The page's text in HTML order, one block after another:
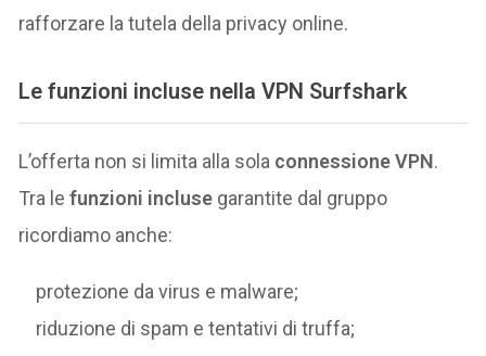
rafforzare la tutela della privacy online.
Le funzioni incluse nella VPN Surfshark
L’offerta non si limita alla sola connessione VPN.
Tra lefunzioni incluse garantite dal gruppo
ricordiamo anche:
protezione da virus e malware;
riduzione di spam e tentativi di truffa;